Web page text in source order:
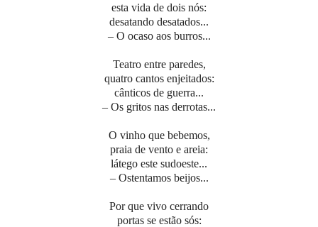
esta vida de dois nós:
desatando desatados...
– O ocaso aos burros...
Teatro entre paredes,
quatro cantos enjeitados:
cânticos de guerra...
– Os gritos nas derrotas...
O vinho que bebemos,
praia de vento e areia:
látego este sudoeste...
– Ostentamos beijos...
Por que vivo cerrando
portas se estão sós: